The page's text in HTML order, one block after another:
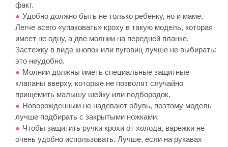
факт.
Удобно должно быть не только ребенку, но и маме.
Легче всего «упаковать» кроху в такую модель, которая
имеет не одну, а две молнии на передней планке.
Застежку в виде кнопок или пуговиц лучше не выбирать:
это неудобно.
Молнии должны иметь специальные защитные
клапаны вверху, которые не позволят случайно
прищемить малышу шейку или подбородок.
Новорожденным не надевают обувь, поэтому модель
лучше подбирать с закрытыми ножками.
Чтобы защитить ручки крохи от холода, варежки не
очень удобно использовать. Лучше, если на рукавах